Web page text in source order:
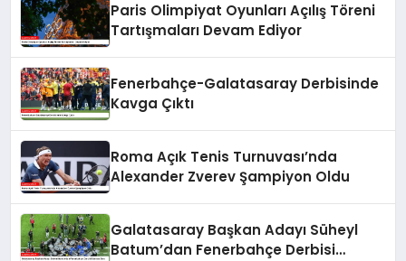
Paris Olimpiyat Oyunları Açılış Töreni
Tartışmaları Devam Ediyor
Fenerbahçe-Galatasaray Derbisinde
Kavga Çıktı
Roma Açık Tenis Turnuvası’nda
Alexander Zverev Şampiyon Oldu
Galatasaray Başkan Adayı Süheyl
Batum’dan Fenerbahçe Derbisi